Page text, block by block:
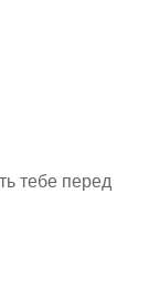
тебе перед